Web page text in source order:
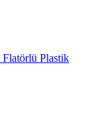
Plastik